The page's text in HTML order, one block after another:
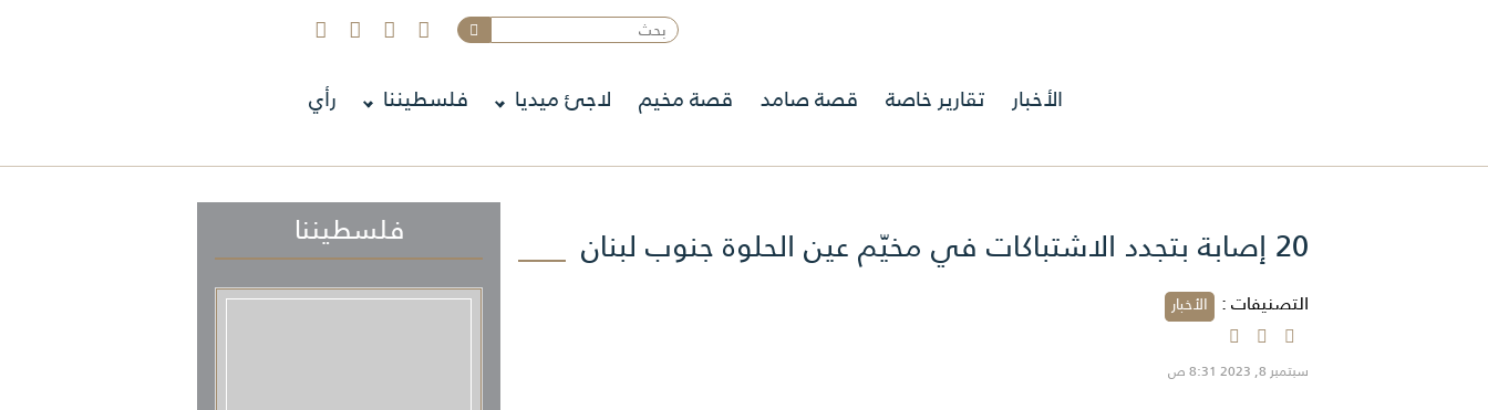
الأخبار تقارير خاصة قصة صامد قصة مخيم لاجئ ميديا فلسطيننا رأي
20 إصابة بتجدد الاشتباكات في مخيّم عين الحلوة جنوب لبنان
التصنيفات : الأخبار
سبتمبر 8, 2023 8:31 ص
فلسطيننا